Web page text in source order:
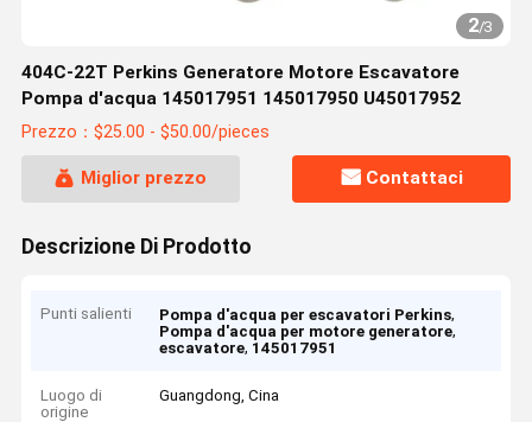
2/3
404C-22T Perkins Generatore Motore Escavatore
Pompa d'acqua 145017951 145017950 U45017952
Prezzo：$25.00 - $50.00/pieces
Miglior prezzo Contattaci
Descrizione Di Prodotto
Punti salienti Pompa d'acqua per escavatori Perkins,
Pompa d'acqua per motore generatore,
escavatore, 145017951
Luogo di
origine
Guangdong, Cina